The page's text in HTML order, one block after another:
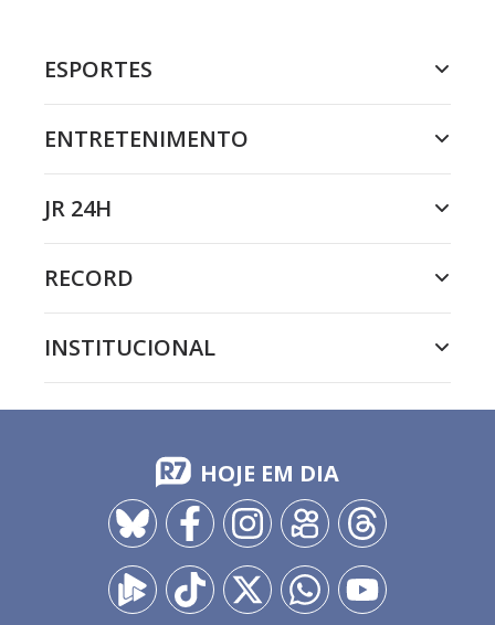
ESPORTES
ENTRETENIMENTO
JR 24H
RECORD
INSTITUCIONAL
HOJE EM DIA